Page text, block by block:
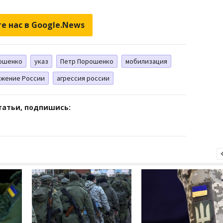
нас в Google.News
указ Петр Порошенко
мобилизация
России
агрессия россии
подпишись: